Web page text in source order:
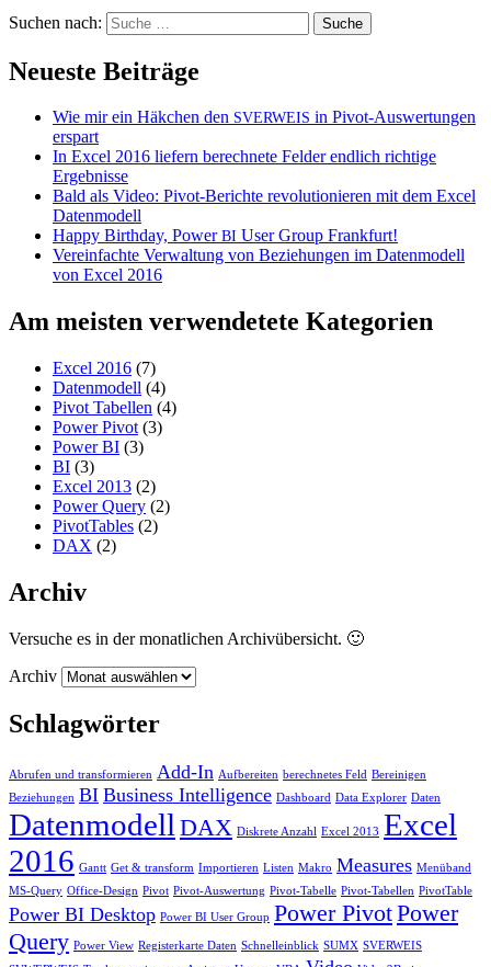
Suchen nach:
Neueste Beiträge
Wie mir ein Häkchen den SVERWEIS in Pivot-Auswertungen
erspart
In Excel 2016 liefern berechnete Felder endlich richtige
Ergebnisse
Bald als Video: Pivot-Berichte revolutionieren mit dem Excel
Datenmodell
Happy Birthday, PowerBI User Group Frankfurt!
Vereinfachte Verwaltung von Beziehungen im Datenmodell
von Excel 2016
Am meisten verwendetete Kategorien
Excel 2016 (7)
Datenmodell (4)
Pivot Tabellen (4)
Power Pivot (3)
Power BI (3)
BI (3)
Excel 2013 (2)
Power Query (2)
PivotTables (2)
DAX (2)
Archiv
Versuche es in der monatlichen Archivübersicht. 🙂
Archiv
Schlagwörter
Abrufen und transformieren Add-In Aufbereiten berechnetes Feld Bereinigen
Beziehungen BI Business Intelligence Dashboard Data Explorer Daten
Datenmodell DAX Diskrete Anzahl Excel 2013 Excel
2016 Gantt Get & transform Importieren Listen Makro Measures Menüband
MS-Query Office-Design Pivot Pivot-Auswertung Pivot-Tabelle Pivot-Tabellen PivotTable
Power BI Desktop Power BI User Group Power PivotPower
Query Power View Registerkarte Daten Schnelleinblick SUMX SVERWEIS